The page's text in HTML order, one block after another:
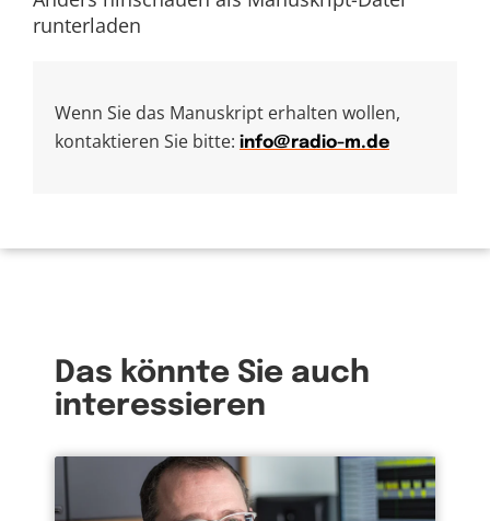
runterladen
Wenn Sie das Manuskript erhalten wollen,
kontaktieren Sie bitte: info@radio-m.de
Das könnte Sie auch
interessieren